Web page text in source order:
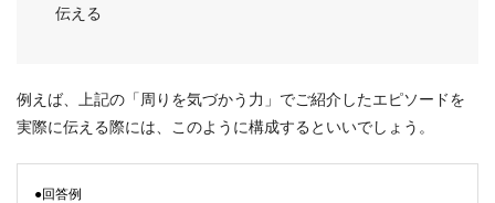
伝える
例えば、上記の「周りを気づかう力」でご紹介したエピソードを
実際に伝える際には、このように構成するといいでしょう。
●回答例